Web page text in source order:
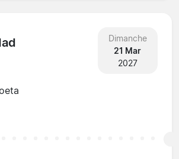
Dimanche
21 Mar
2027